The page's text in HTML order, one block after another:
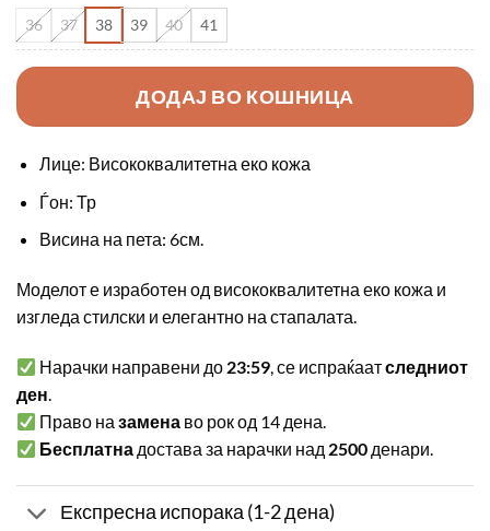
36 37 38 39 40 41
ДОДАЈ ВО КОШНИЦА
Лице: Висококвалитетна еко кожа
Ѓон: Тр
Висина на пета: 6см.
Моделот е изработен од висококвалитетна еко кожа и
изгледа стилски и елегантно на стапалата.
Нарачки направени до 23:59, се испраќаатследниот
ден.
Право назамена во рок од 14 дена.
Бесплатна достава за нарачки над 2500 денари.
Експресна испорака (1-2 дена)